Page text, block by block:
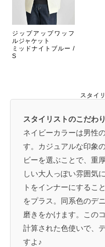
ジップアップワッフ
ルジャケット
ミッドナイトブルー /
S
スタイ
スタイリストのこだわ
ネイビーカラーは男性
す。カジュアルな印象
ビーを選ぶことで、重
しい大人っぽい雰囲気
トをインナーにするこ
をプラス。同系色のデ
磨きをかけます。この
計算された色使いで、
すよ♪